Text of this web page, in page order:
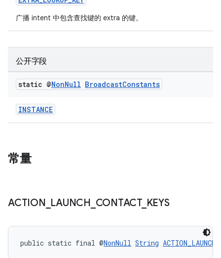
广播 intent 中包含查找键的 extra 的键。
公开字段
static @NonNull BroadcastConstants
INSTANCE
常量
ACTION LAUNCH CONTACT_ KEYS
public static final @NonNull String